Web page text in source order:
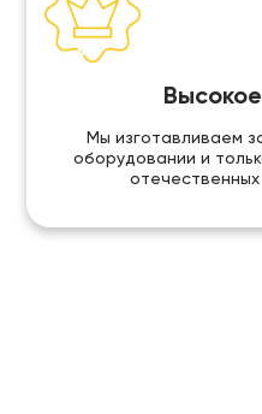
Мы изготавливаем
оборудовании и